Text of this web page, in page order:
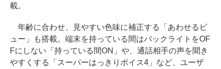
載。
年齢に合わせ、見やすい色味に補正する「あわせるビ
ュー」も搭載。端末を持っている間はバックライトをOF
Fにしない「持っている間ON」や、通話相手の声を聞き
やすくする「スーパーはっきりボイス4」など、ユーザ